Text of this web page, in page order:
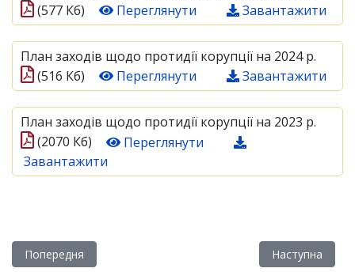
(577 Кб)
Переглянути Завантажити
План заходів щодо протидії корупції на 2024 р.
(516 Кб)
Переглянути Завантажити
План заходів щодо протидії корупції на 2023 р.
(2070 Кб)
Переглянути
Завантажити
Попередня стаття: Гуртожиток коледжу
Попередня Наступна
Наступна